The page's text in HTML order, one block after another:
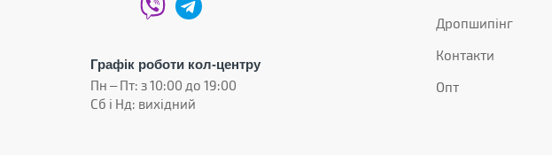
Графік роботи кол-центру
Пн – Пт: з 10:00 до 19:00
Сб і Нд: вихідний
Дропшипінг
Контакти
Опт